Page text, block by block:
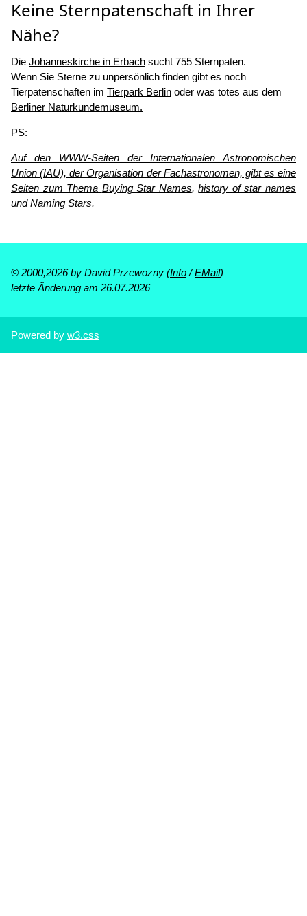
Keine Sternpatenschaft in Ihrer
Nähe?
Die Johanneskirche in Erbach sucht 755 Sternpaten.
Wenn Sie Sterne zu unpersönlich finden gibt es noch
Tierpatenschaften im Tierpark Berlin oder was totes aus dem
Berliner Naturkundemuseum.
PS:
Auf den WWW-Seiten der Internationalen Astronomischen
Union (IAU), der Organisation der Fachastronomen, gibt es eine
Seiten zum Thema Buying Star Names,history of star names
undNaming Stars.
© 2000,2026 by David Przewozny (Info/EMail)
letzte Änderung am 26.07.2026
Powered by w3.css